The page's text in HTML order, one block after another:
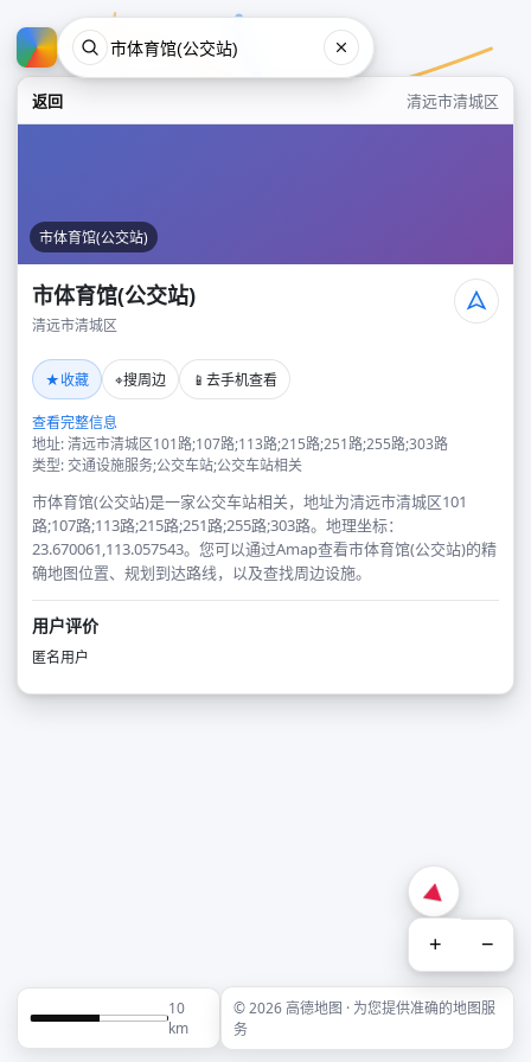
返回 清远市清城区
市体育馆(公交站)
市体育馆(公交站)
清远市清城区
★收藏 ⌖搜周边 📱 去手机查看
查看完整信息
地址: 清远市清城区101路;107路;113路;215路;251路;255路;303路
类型: 交通设施服务;公交车站;公交车站相关
市体育馆(公交站)是一家公交车站相关，地址为清远市清城区101
路;107路;113路;215路;251路;255路;303路。地理坐标：
23.670061,113.057543。您可以通过Amap查看市体育馆(公交站)的精
确地图位置、规划到达路线，以及查找周边设施。
用户评价
匿名用户
+ −
10
km
© 2026 高德地图 · 为您提供准确的地图服
务